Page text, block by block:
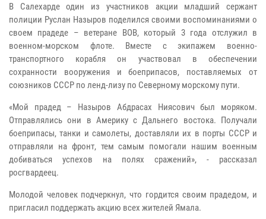
В Салехарде один из участников акции младший сержант
полиции Руслан Назыров поделился своими воспоминаниями о
своем прадеде – ветеране ВОВ, который 3 года отслужил в
военном-морском флоте. Вместе с экипажем военно-
транспортного корабля он участвовал в обеспечении
сохранности вооружения и боеприпасов, поставляемых от
союзников СССР по ленд-лизу по Северному морскому пути.
«Мой прадед – Назыров Абдрасах Ниясович был моряком.
Отправлялись они в Америку с Дальнего востока. Получали
боеприпасы, танки и самолеты, доставляли их в порты СССР и
отправляли на фронт, тем самым помогали нашим военным
добиваться успехов на полях сражений», - рассказал
росгвардеец.
Молодой человек подчеркнул, что гордится своим прадедом, и
пригласил поддержать акцию всех жителей Ямала.